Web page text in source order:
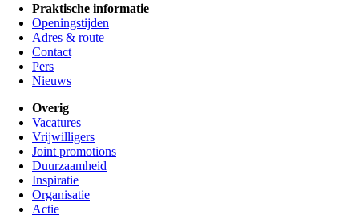
Praktische informatie
Openingstijden
Adres & route
Contact
Pers
Nieuws
Overig
Vacatures
Vrijwilligers
Joint promotions
Duurzaamheid
Inspiratie
Organisatie
Actie